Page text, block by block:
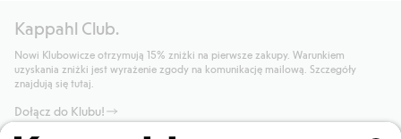
Kappahl Club.
Nowi Klubowicze otrzymują 15% zniżki na pierwsze zakupy. Warunkiem
uzyskania zniżki jest wyrażenie zgody na komunikację mailową. Szczegóły
znajdują się tutaj.
Dołącz do Klubu!